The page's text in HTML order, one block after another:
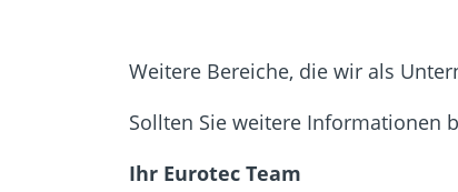
Weitere Bereiche, die wir als
Sollten Sie weitere Informationen
Ihr Eurotec Team